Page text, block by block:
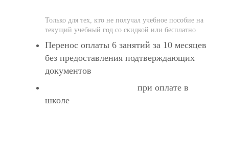
Только для тех, кто не получал учебное пособие на
текущий учебный год со скидкой или бесплатно
Перенос оплаты 6 занятий за 10 месяцев
без предоставления подтверждающих
документов
при оплате в
школе